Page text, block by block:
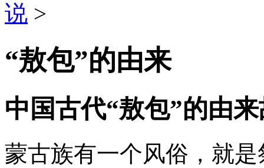
说 >
“敖包”的由来
中国古代“敖包”的由
蒙古族有一个风俗，就